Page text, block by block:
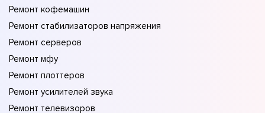
Ремонт кофемашин
Ремонт стабилизаторов напряжения
Ремонт серверов
Ремонт мфу
Ремонт плоттеров
Ремонт усилителей звука
Ремонт телевизоров